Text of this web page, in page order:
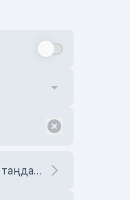
Маркасы мен моделін таңдаңыз